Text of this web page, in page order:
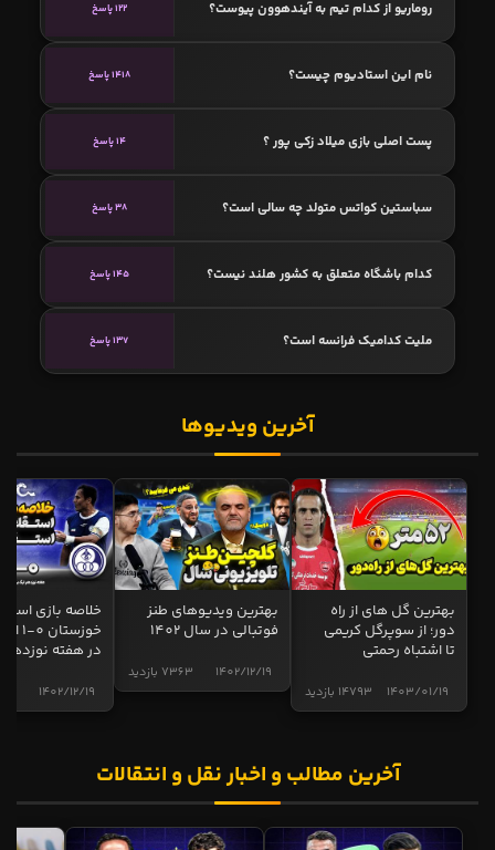
روماریو از کدام تیم به آیندهوون پیوست؟ 122 پاسخ
نام این استادیوم چیست؟ 1418 پاسخ
پست اصلی بازی میلاد زکی پور ؟ 14 پاسخ
سباستین کواتس متولد چه سالی است؟ 38 پاسخ
کدام باشگاه متعلق به کشور هلند نیست؟ 145 پاسخ
ملیت کدامیک فرانسه است؟ 137 پاسخ
آخرین ویدیوها
بهترین گل های از راه
دور؛ از سوپرگل کریمی
تا اشتباه رحمتی
14793 بازدید 1403/01/19
بهترین ویدیوهای طنز
فوتبالی در سال 1402
7363 بازدید 1402/12/19
خلاصه بازی
در هفته نوزدهم
1402/12/19
آخرین مطالب و اخبار نقل و انتقالات